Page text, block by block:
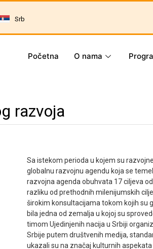
Srb
Početna O nama
razvoja
Sa istekom perioda u kojem su
globalnu razvojnu agendu koja se
razvojna agenda obuhvata 17 ciljeva
razliku od prethodnih milenijumskih
širokim konsultacijama tokom kojih su
bila jedna od zemalja u kojoj su
timom Ujedinjenih nacija u Srbiji
Srbije putem društvenih medija,
ukazali su na značaj kulturnih